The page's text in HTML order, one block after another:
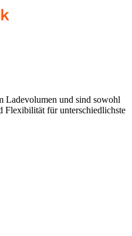
Ladevolumen und sind sowohl
Flexibilität für unterschiedlichste